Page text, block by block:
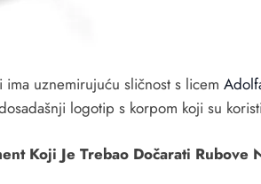
uznemirujuću sličnost s licem
logotip s korpom koji su
Koji Je Trebao Dočarati Rubove